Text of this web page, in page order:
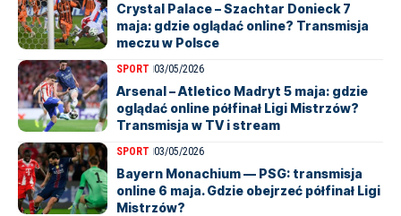
Crystal Palace – Szachtar Donieck 7
maja: gdzie oglądać online? Transmisja
meczu w Polsce
SPORT 03/05/2026
Arsenal – Atletico Madryt 5 maja: gdzie
oglądać online półfinał Ligi Mistrzów?
Transmisja w TV i stream
SPORT 03/05/2026
Bayern Monachium — PSG: transmisja
online 6 maja. Gdzie obejrzeć półfinał Ligi
Mistrzów?